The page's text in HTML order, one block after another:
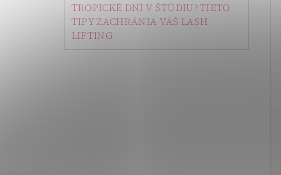
TROPICKÉ DNI V ŠTÚDIU? TIETO
TIPY ZACHRÁNIA VÁŠ LASH
LIFTING